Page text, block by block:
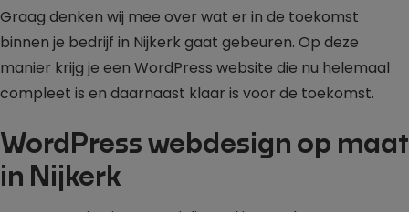
Graag denken wij mee over wat er in de toekomst
binnen je bedrijf in Nijkerk gaat gebeuren. Op deze
manier krijg je een WordPress website die nu helemaal
compleet is en daarnaast klaar is voor de toekomst.
WordPress webdesign op maat
in Nijkerk